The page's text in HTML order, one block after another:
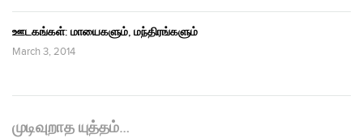
ஊடகங்கள்: மாயைகளும், மந்திரங்களும்
March 3, 2014
முடிவுறாத யுத்தம்…